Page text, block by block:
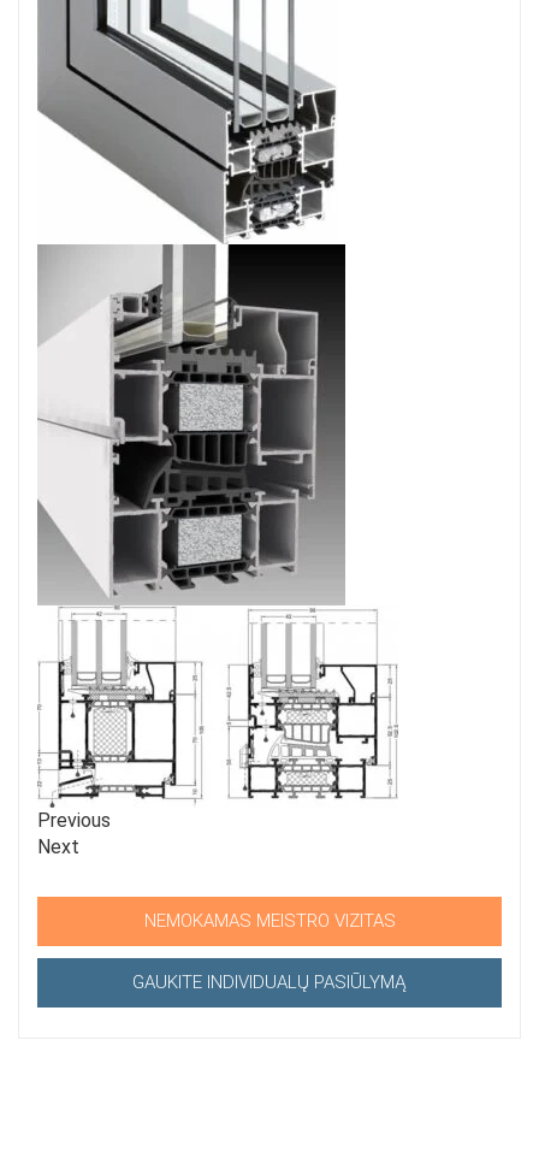
Previous
Next
NEMOKAMAS MEISTRO VIZITAS
GAUKITE INDIVIDUALŲ PASIŪLYMĄ